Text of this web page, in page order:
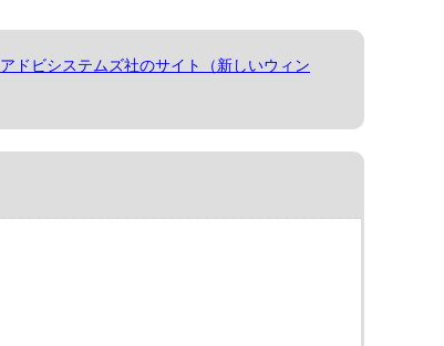
アドビシステムズ社のサイト（新しいウィン